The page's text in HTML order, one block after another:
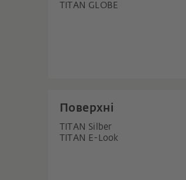
TITAN GLOBE
Поверхні
TITAN Silber
TITAN E-Look